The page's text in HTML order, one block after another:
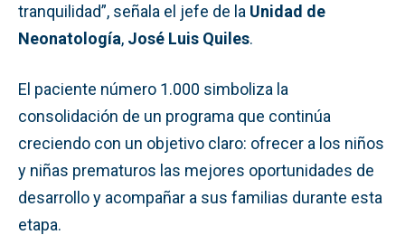
tranquilidad”, señala el jefe de la Unidad de
Neonatología, José Luis Quiles.
El paciente número 1.000 simboliza la
consolidación de un programa que continúa
creciendo con un objetivo claro: ofrecer a los niños
y niñas prematuros las mejores oportunidades de
desarrollo y acompañar a sus familias durante esta
etapa.